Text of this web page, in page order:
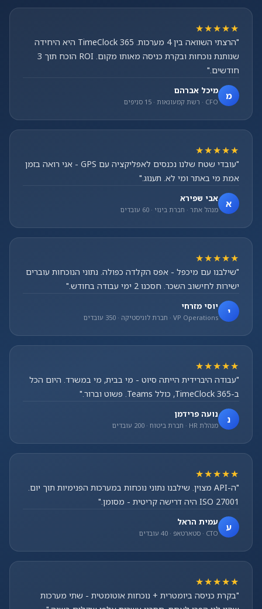
★★★★★
"הרצתי השוואה בין 4 מערכות. TimeClock 365 היא היחידה
שנותנת נוכחות ובקרת כניסה מאותו מקום. ROI הוכח תוך 3
חודשים."
מ מיכל אברהם
CFO · רשת קמעונאות · 15 סניפים
★★★★★
"עובדי שטח שלנו נכנסים לאפליקציה עם GPS - אני רואה בזמן
אמת מי באתר ומי לא. תענוג."
א אבי שפירא
מנהל אתר · חברת בינוי · 60 עובדים
★★★★★
"שילבנו עם מיכפל - אפס הקלדה כפולה. נתוני הנוכחות עוברים
ישירות לחישוב השכר. חסכנו 2 ימי עבודה בחודש."
י יוסי מזרחי
VP Operations · חברת לוגיסטיקה · 350 עובדים
★★★★★
"עבודה היברידית הייתה סיוט - מי בבית, מי במשרד. היום הכל
ב-TimeClock 365, כולל Teams. פשוט וברור."
נ נועה פרידמן
מנהלת HR · חברת ביטוח · 200 עובדים
★★★★★
"ה-API מצוין. שילבנו נתוני נוכחות במערכות הפנימיות תוך יום.
ISO 27001 היה דרישה קריטית - מסומן."
ע עמית הראל
CTO · סטארטאפ · 40 עובדים
★★★★★
"בקרת כניסה ביומטרית + נוכחות אוטומטית - שתי מערכות